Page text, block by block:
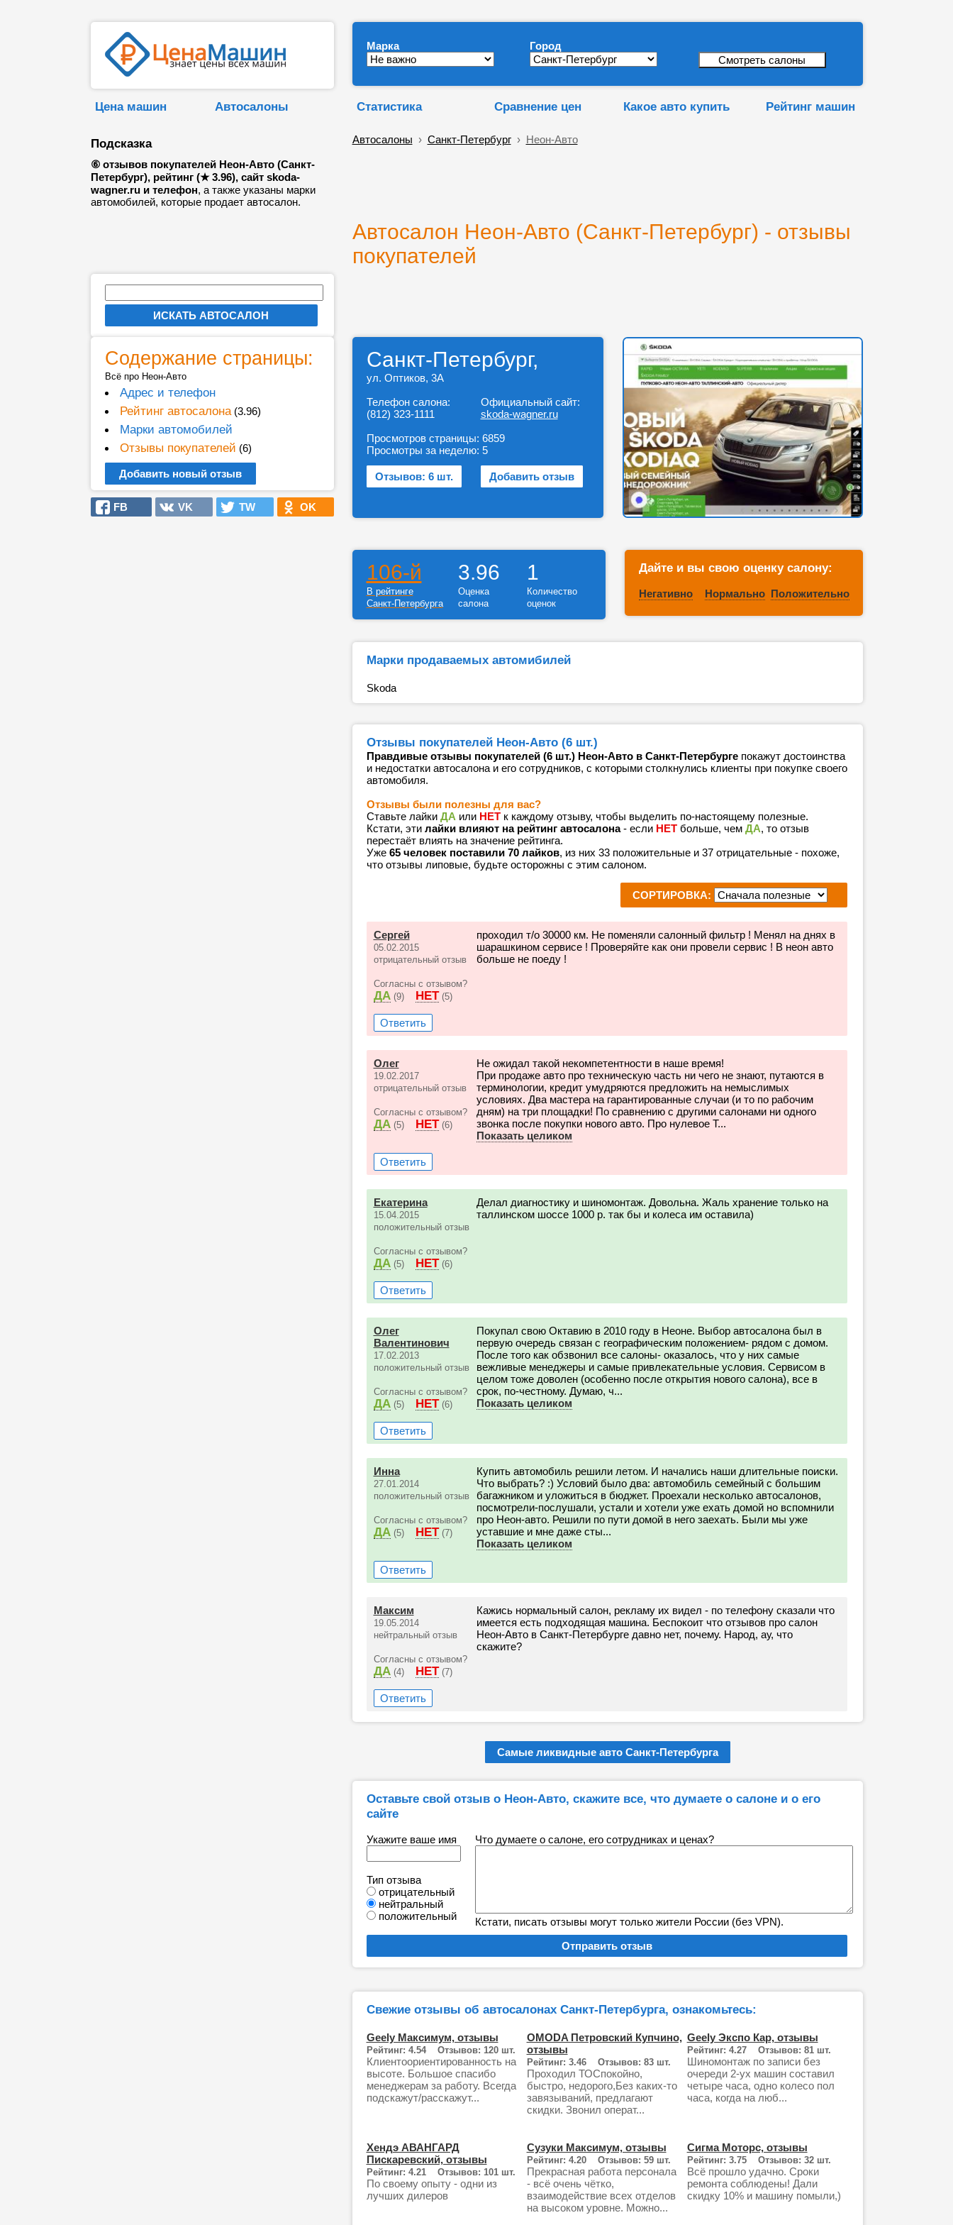
Марка Город
Цена машин Автосалоны Статистика Сравнение цен Какое авто купить Рейтинг машин
Подсказка
⑥ отзывов покупателей Неон-Авто (Санкт-
Петербург), рейтинг (★ 3.96), сайт skoda-
wagner.ru и телефон, а также указаны марки
автомобилей, которые продает автосалон.
Автосалоны › Санкт-Петербург› Неон-Авто
Автосалон Неон-Авто (Санкт-Петербург) - отзывы
покупателей
Содержание страницы:
Всё про Неон-Авто
Адрес и телефон
Рейтинг автосалона(3.96)
Марки автомобилей
Отзывы покупателей (6)
Добавить новый отзыв
FB VK TW OK
Санкт-Петербург,
ул. Оптиков, 3А
Телефон салона:
(812) 323-1111
Официальный сайт:
skoda-wagner.ru
Просмотров страницы:
Просмотры за неделю:
6859
5
Отзывов: 6 шт. Добавить отзыв
106-й
В рейтинге
Санкт-Петербурга
3.96
Оценка
салона
1
Количество
оценок
Дайте и вы свою оценку салону:
Негативно Нормально Положительно
Марки продаваемых автомибилей
Skoda
Отзывы покупателей Неон-Авто (6 шт.)
Правдивые отзывы покупателей (6 шт.) Неон-Авто в Санкт-Петербургепокажут достоинства
и недостатки автосалона и его сотрудников, с которыми столкнулись клиенты при покупке своего
автомобиля.
Отзывы были полезны для вас?
Ставьте лайки ДА или НЕТк каждому отзыву, чтобы выделить по-настоящему полезные.
Кстати, эти лайки влияют на рейтинг автосалона- если НЕТбольше, чем ДА, то отзыв
перестаёт влиять на значение рейтинга.
Уже 65 человек поставили 70 лайков, из них 33 положительные и 37 отрицательные - похоже,
что отзывы липовые, будьте осторожны с этим салоном.
СОРТИРОВКА:
Сергей
05.02.2015
отрицательный отзыв
Согласны с отзывом?
ДА (9) НЕТ (5)
проходил т/о 30000 км. Не поменяли салонный фильтр ! Менял на днях в
шарашкином сервисе ! Проверяйте как они провели сервис ! В неон авто
больше не поеду !
Ответить
Олег
19.02.2017
отрицательный отзыв
Согласны с отзывом?
ДА (5) НЕТ (6)
Не ожидал такой некомпетентности в наше время!
При продаже авто про техническую часть ни чего не знают, путаются в
терминологии, кредит умудряются предложить на немыслимых
условиях. Два мастера на гарантированные случаи (и то по рабочим
дням) на три площадки! По сравнению с другими салонами ни одного
звонка после покупки нового авто. Про нулевое Т...
Показать целиком
Ответить
Екатерина
15.04.2015
положительный отзыв
Согласны с отзывом?
ДА (5) НЕТ (6)
Делал диагностику и шиномонтаж. Довольна. Жаль хранение только на
таллинском шоссе 1000 р. так бы и колеса им оставила)
Ответить
Олег
Валентинович
17.02.2013
положительный отзыв
Согласны с отзывом?
ДА (5) НЕТ (6)
Покупал свою Октавию в 2010 году в Неоне. Выбор автосалона был в
первую очередь связан с географическим положением- рядом с домом.
После того как обзвонил все салоны- оказалось, что у них самые
вежливые менеджеры и самые привлекательные условия. Сервисом в
целом тоже доволен (особенно после открытия нового салона), все в
срок, по-честному. Думаю, ч...
Показать целиком
Ответить
Инна
27.01.2014
положительный отзыв
Согласны с отзывом?
ДА (5) НЕТ (7)
Купить автомобиль решили летом. И начались наши длительные поиски.
Что выбрать? :) Условий было два: автомобиль семейный с большим
багажником и уложиться в бюджет. Проехали несколько автосалонов,
посмотрели-послушали, устали и хотели уже ехать домой но вспомнили
про Неон-авто. Решили по пути домой в него заехать. Были мы уже
уставшие и мне даже сты...
Показать целиком
Ответить
Максим
19.05.2014
нейтральный отзыв
Согласны с отзывом?
ДА (4) НЕТ (7)
Кажись нормальный салон, рекламу их видел - по телефону сказали что
имеется есть подходящая машина. Беспокоит что отзывов про салон
Неон-Авто в Санкт-Петербурге давно нет, почему. Народ, ау, что
скажите?
Ответить
Самые ликвидные авто Санкт-Петербурга
Оставьте свой отзыв о Неон-Авто, скажите все, что думаете о салоне и о его
сайте
Укажите ваше имя
Тип отзыва
отрицательный
нейтральный
положительный
Что думаете о салоне, его сотрудниках и ценах?
Кстати, писать отзывы могут только жители России (без VPN).
Свежие отзывы об автосалонах Санкт-Петербурга, ознакомьтесь:
Geely Максимум, отзывы
Рейтинг: 4.54 Отзывов: 120 шт.
Клиентоориентированность на
высоте. Большое спасибо
менеджерам за работу. Всегда
подскажут/расскажут...
OMODA Петровский Купчино,
отзывы
Рейтинг: 3.46 Отзывов: 83 шт.
Проходил ТОСпокойно,
быстро, недорого,Без каких-то
завязываний, предлагают
скидки. Звонил операт...
Geely Экспо Кар, отзывы
Рейтинг: 4.27 Отзывов: 81 шт.
Шиномонтаж по записи без
очереди 2-ух машин составил
четыре часа, одно колесо пол
часа, когда на люб...
Хендэ АВАНГАРД
Пискаревский, отзывы
Рейтинг: 4.21 Отзывов: 101 шт.
По своему опыту - одни из
лучших дилеров
Сузуки Максимум, отзывы
Рейтинг: 4.20 Отзывов: 59 шт.
Прекрасная работа персонала
- всё очень чётко,
взаимодействие всех отделов
на высоком уровне. Можно...
Сигма Моторс, отзывы
Рейтинг: 3.75 Отзывов: 32 шт.
Всё прошло удачно. Сроки
ремонта соблюдены! Дали
скидку 10% и машину помыли,)